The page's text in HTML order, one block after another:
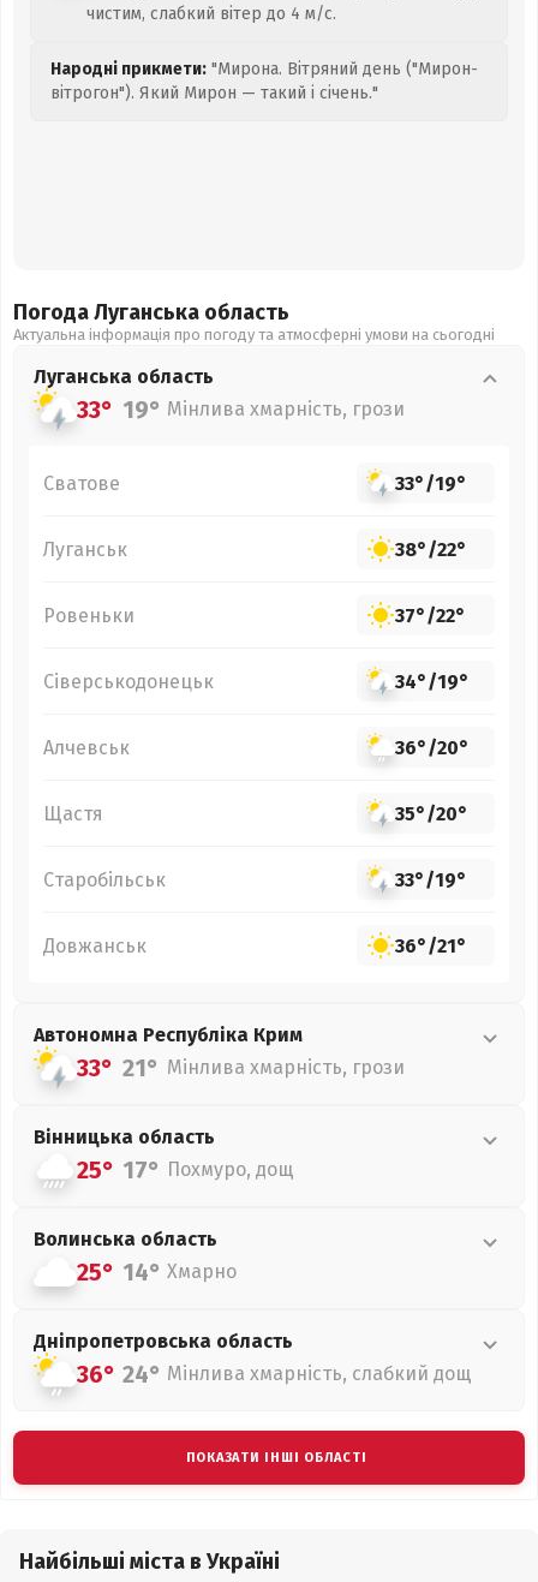
чистим, слабкий вітер до 4 м/с.
Народні прикмети: "Мирона. Вітряний день ("Мирон-
вітрогон"). Який Мирон — такий і січень."
Погода Луганська область
Актуальна інформація про погоду та атмосферні умови на сьогодні
Луганська область
33° 19° Мінлива хмарність, грози
Сватове 33°/19°
Луганськ 38°/22°
Ровеньки 37°/22°
Сіверськодонецьк 34°/19°
Алчевськ 36°/20°
Щастя 35°/20°
Старобільськ 33°/19°
Довжанськ 36°/21°
Автономна Республіка Крим
33° 21° Мінлива хмарність, грози
Вінницька область
25° 17° Похмуро, дощ
Волинська область
25° 14° Хмарно
Дніпропетровська область
36° 24° Мінлива хмарність, слабкий дощ
ПОКАЗАТИ ІНШІ ОБЛАСТІ
Найбільші міста в Україні